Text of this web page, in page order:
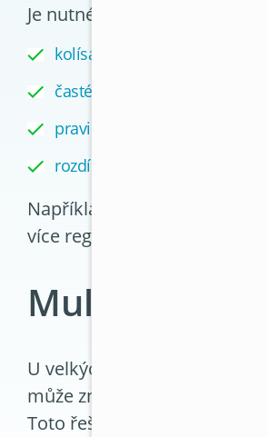
Je nutné zohlednit zejména:
kolísání počtu osob během
časté otevírání dveří mezi
pravidelná jednání s vyšší
rozdílnou tepelnou zátěž
Například zasedací
více regulovatelných částí,
Multisplit
U velkých kanceláří se
může znamenat například
Toto řešení umožňuje: